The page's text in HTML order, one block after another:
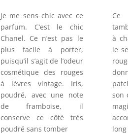
Je me sens chic avec ce
parfum. C’est le chic
Chanel. Ce n’est pas le
plus facile à porter,
puisqu’il s’agit de l’odeur
cosmétique des rouges
à lèvres vintage. Iris,
poudré, avec une note
de framboise, il
conserve ce côté très
poudré sans tomber
à
le
son